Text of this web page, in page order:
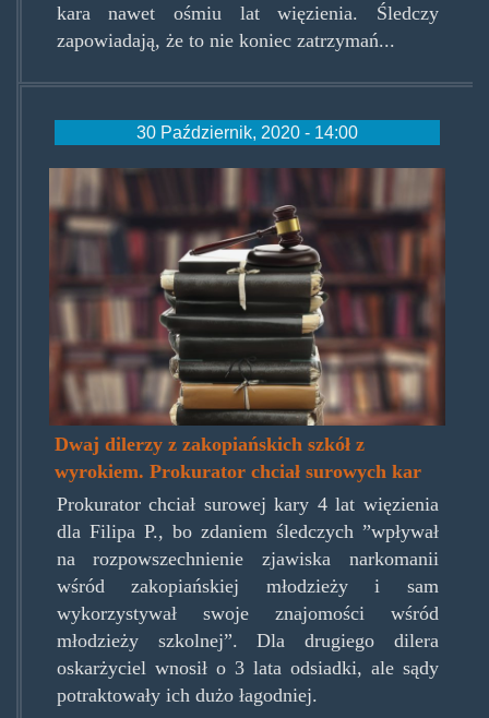
kara nawet ośmiu lat więzienia. Śledczy
zapowiadają, że to nie koniec zatrzymań...
30 Październik, 2020 - 14:00
mloteknastosie.jpg
Dwaj dilerzy z zakopiańskich szkół z
wyrokiem. Prokurator chciał surowych kar
Prokurator chciał surowej kary 4 lat więzienia
dla Filipa P., bo zdaniem śledczych ”wpływał
na rozpowszechnienie zjawiska narkomanii
wśród zakopiańskiej młodzieży i sam
wykorzystywał swoje znajomości wśród
młodzieży szkolnej”. Dla drugiego dilera
oskarżyciel wnosił o 3 lata odsiadki, ale sądy
potraktowały ich dużo łagodniej.